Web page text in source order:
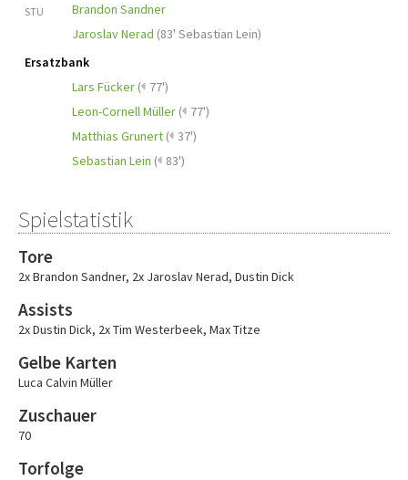
STU
Brandon Sandner
Jaroslav Nerad (83' Sebastian Lein)
Ersatzbank
Lars Fücker ( 77')
Leon-Cornell Müller ( 77')
Matthias Grunert ( 37')
Sebastian Lein ( 83')
Spielstatistik
Tore
2x Brandon Sandner, 2x Jaroslav Nerad, Dustin Dick
Assists
2x Dustin Dick, 2x Tim Westerbeek, Max Titze
Gelbe Karten
Luca Calvin Müller
Zuschauer
70
Torfolge